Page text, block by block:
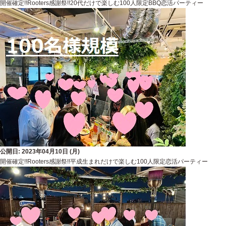
開催確定!!Rooters感謝祭!!20代だけで楽しむ100人限定BBQ恋活パーティー
公開日: 2023年04月10日 (月)
開催確定!!Rooters感謝祭!!平成生まれだけで楽しむ100人限定恋活パーティー